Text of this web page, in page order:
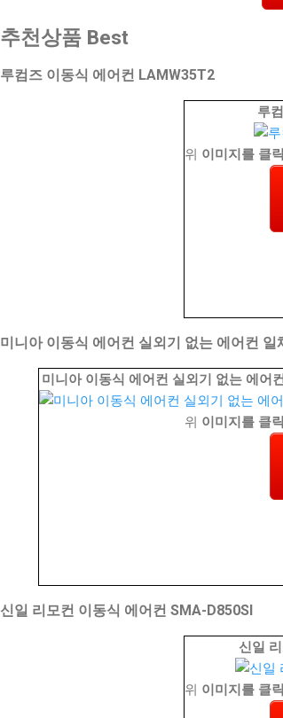
추천상품 Best
루컴즈 이동식 에어컨 LAMW35T2
루
위 이미지를 클릭
미니아 이동식 에어컨 실외기 없는 에어컨
미니아 이동식 에어컨 실외기 없는 에어
위 이미지를 클릭
신일 리모컨 이동식 에어컨 SMA-D850SI
신일
위 이미지를 클릭